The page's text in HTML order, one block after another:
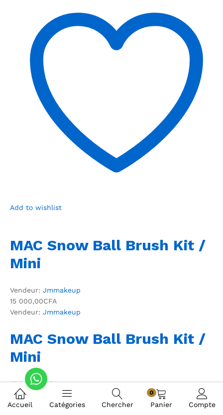
Add to wishlist
MAC Snow Ball Brush Kit /
Mini
Vendeur: Jmmakeup
15 000,00CFA
Vendeur: Jmmakeup
MAC Snow Ball Brush Kit /
Mini
15 000,00CFA
Accueil Catégories Chercher
0
Panier Compte